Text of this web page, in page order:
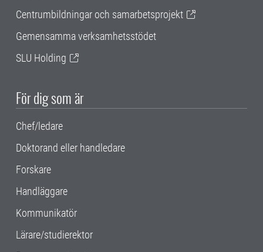
Centrumbildningar och samarbetsprojekt
Gemensamma verksamhetsstödet
SLU Holding
För dig som är
Chef/ledare
Doktorand eller handledare
Forskare
Handläggare
Kommunikatör
Lärare/studierektor